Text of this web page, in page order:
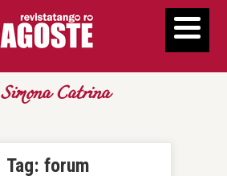
Simona Catrina
Tag: forum